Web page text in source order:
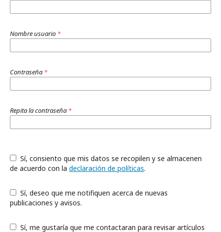
Nombre usuario *
Contraseña *
Repita la contraseña *
de acuerdo con la declaración de políticas.
publicaciones y avisos.